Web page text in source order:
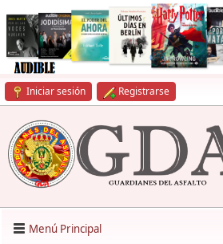
Iniciar sesión Registrarse
Menú Principal